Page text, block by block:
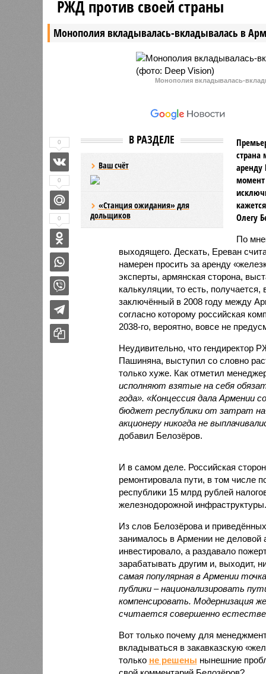
пострадал украинский бизнесмен
Вадим Ермолаев.
деле о
Монополия вкладывалась-вкладывалась в
РЖД против своей страны
Монополия вкладывалась-
В РАЗДЕЛЕ
Ваш счёт
«Станция ожидания» для
дольщиков
страна
момент
Олегу
По
выходящего. Дескать, Ереван
намерен просить за аренду
эксперты, армянская сторона,
калькуляции, то есть,
заключённый в 2008 году между
согласно которому российская
2038-го, вероятно, вовсе не
Неудивительно, что гендиректор
Пашиняна, выступил со словно
только хуже. Как отметил
исполняют взятые на себя
года». «Концессия дала Армении
бюджет республики от затрат на
акционеру никогда не
добавил Белозёров.
И в самом деле. Российская
ремонтировала пути, в том числе
республики 15 млрд рублей
железнодорожной инфраструктуры.
Из слов Белозёрова и
занималось в Армении не деловой
инвестировало, а раздавало
зарабатывать другим и, выходит,
самая популярная в Армении
публики – национализировать
компенсировать. Модернизация
считается совершенно
Вот только почему для
вкладываться в закавказскую
только не решены нынешние
0
0
0